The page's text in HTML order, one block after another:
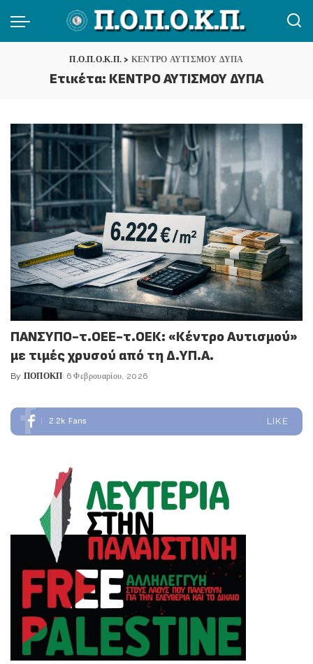
Π.Ο.Π.Ο.Κ.Π. > ΚΕΝΤΡΟ ΑΥΤΙΣΜΟΥ ΔΥΠΑ
Ετικέτα: ΚΕΝΤΡΟ ΑΥΤΙΣΜΟΥ ΔΥΠΑ
ΠΑΝΣΥΠΟ-τ.ΟΕΕ-τ.ΟΕΚ: «Κέντρο Αυτισμού»
με τιμές χρυσού από τη Δ.ΥΠ.Α.
Posted
By ΠΟΠΟΚΠ 6 Φεβρουαρίου, 2026
2.2k Fans LIKE